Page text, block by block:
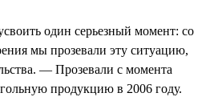
один серьезный момент: со
мы прозевали эту ситуацию,
— Прозевали с момента
продукцию в 2006 году.